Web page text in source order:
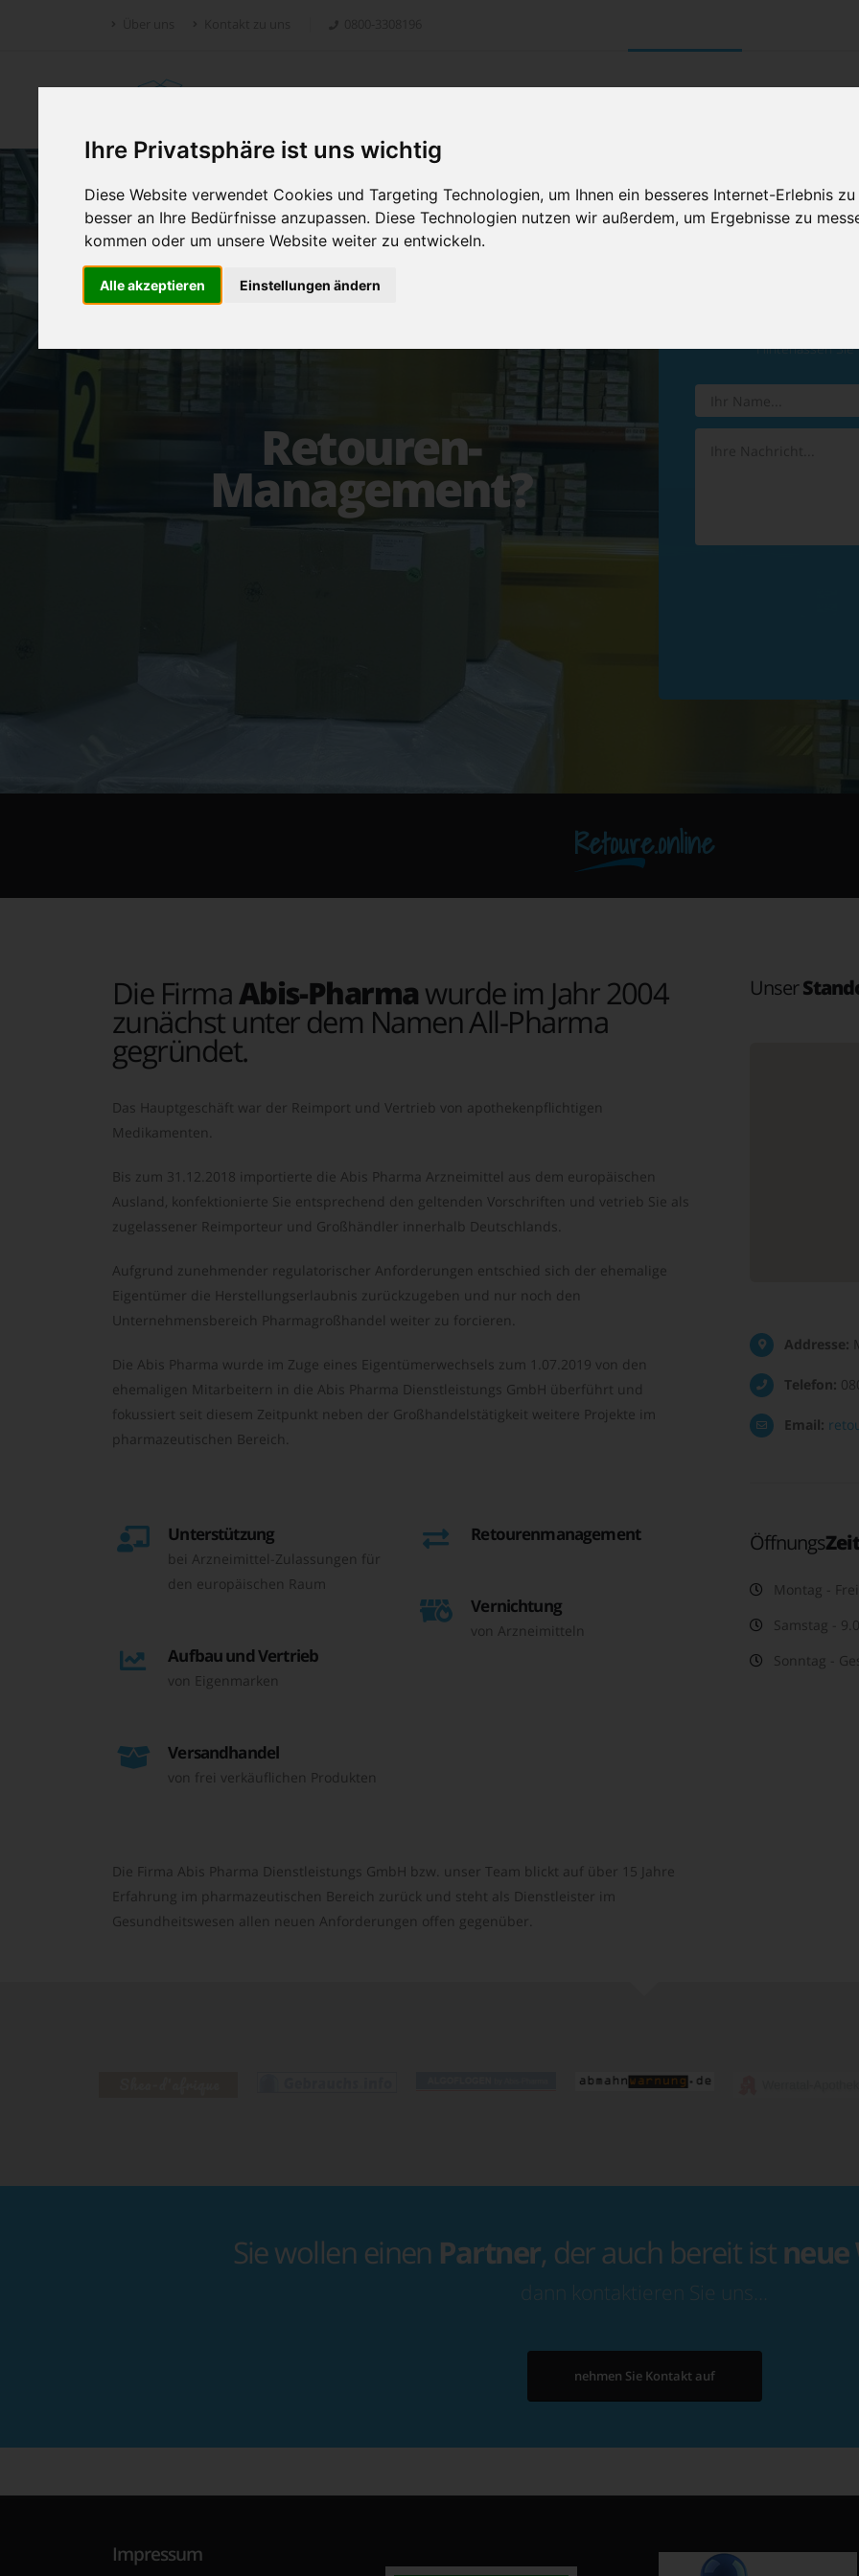
Ihre Privatsphäre ist uns wichtig
Diese Website verwendet Cookies und Targeting Technologien, um Ihnen ein besseres Internet-Erlebnis
besser an Ihre Bedürfnisse anzupassen. Diese Technologien nutzen wir außerdem, um Ergebnisse zu
kommen oder um unsere Website weiter zu entwickeln.
Alle akzeptieren Einstellungen ändern
Retoure.online
Retouren-
Management?
Hinterlassen
Retoure.online
Die FirmaAbis-Pharmawurde im Jahr 2004
zunächst unter dem Namen All-Pharma
gegründet.
Das Hauptgeschäft war der Reimport und Vertrieb von apothekenpflichtigen
Medikamenten.
Bis zum 31.12.2018 importierte die Abis Pharma Arzneimittel aus dem europäischen
Ausland, konfektionierte Sie entsprechend den geltenden Vorschriften und vetrieb Sie als
zugelassener Reimporteur und Großhändler innerhalb Deutschlands.
Aufgrund zunehmender regulatorischer Anforderungen entschied sich der ehemalige
Eigentümer die Herstellungserlaubnis zurückzugeben und nur noch den
Unternehmensbereich Pharmagroßhandel weiter zu forcieren.
Die Abis Pharma wurde im Zuge eines Eigentümerwechsels zum 1.07.2019 von den
ehemaligen Mitarbeitern in die Abis Pharma Dienstleistungs GmbH überführt und
fokussiert seit diesem Zeitpunkt neben der Großhandelstätigkeit weitere Projekte im
pharmazeutischen Bereich.
Unterstützung
bei Arzneimittel-Zulassungen für
den europäischen Raum
Aufbau und Vertrieb
von Eigenmarken
Versandhandel
von frei verkäuflichen Produkten
Retourenmanagement
Vernichtung
von Arzneimitteln
Die Firma Abis Pharma Dienstleistungs GmbH bzw. unser Team blickt auf über 15 Jahre
Erfahrung im pharmazeutischen Bereich zurück und steht als Dienstleister im
Gesundheitswesen allen neuen Anforderungen offen gegenüber.
Unser
Addresse:
Telefon:
Email:
Öffnungs
Montag -
Samstag -
Sonntag -
Sie wollen einen Partner, der auch bereit ist neue
dann kontaktieren Sie uns…
nehmen Sie Kontakt auf
Impressum